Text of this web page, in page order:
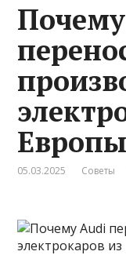
05.03.2025 Советы